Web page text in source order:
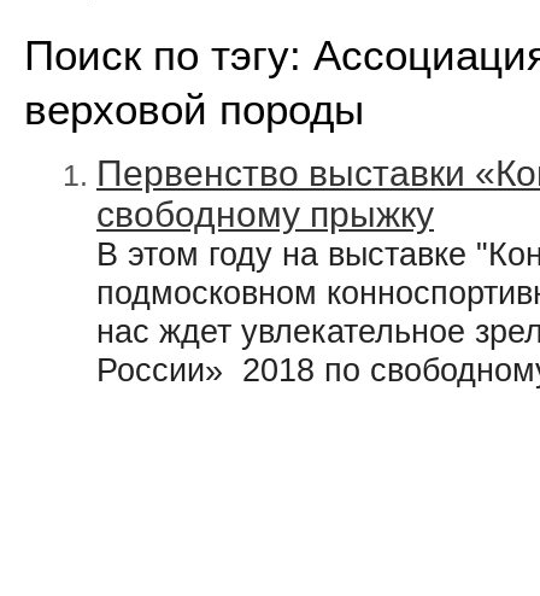
Поиск по тэгу:
верховой породы
Первенство выставки
свободному прыжку
В этом году на выставке
подмосковном
нас ждет увлекательное
России» 2018 по